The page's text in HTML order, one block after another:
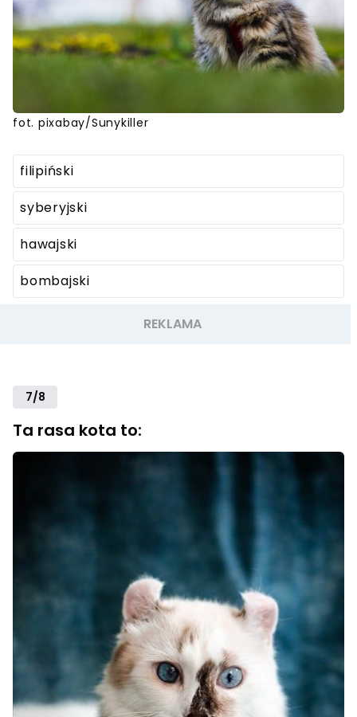
fot. pixabay/Sunykiller
filipiński
syberyjski
hawajski
bombajski
7/8
Ta rasa kota to: